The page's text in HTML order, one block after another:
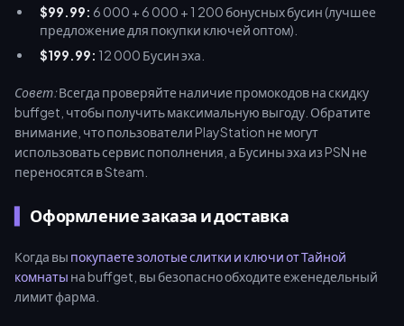
$99.99: 6 000 + 6 000 + 1 200 бонусных бусин (лучшее
предложение для покупки ключей оптом).
$199.99: 12 000 Бусин эха.
Совет:Всегда проверяйте наличие промокодов на скидку
buffget, чтобы получить максимальную выгоду. Обратите
внимание, что пользователи PlayStation не могут
использовать сервис пополнения, а Бусины эха из PSN не
переносятся в Steam.
Оформление заказа и доставка
Когда вы покупаете золотые слитки и ключи от Тайной
комнаты на buffget, вы безопасно обходите еженедельный
лимит фарма.